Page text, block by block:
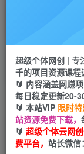
会员专属
挂机
项目
脚本卡密
首页 创业课程
（10163期）
法，单日变现
超级个体网创 | 专
千的项目资源课程
🔰 内容涵盖网赚
每日稳定更新20-
🔰 本站VIP 限时特
站资源免费下载，
🔰 超级个体云网
费平台， 站长微